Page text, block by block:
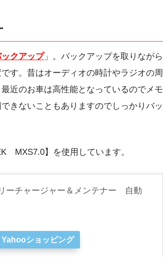
クアップ」。バックアップを取りながら
す。昔はオーディオの時計やラジオの周
近のお車は高性能となっているのでメモ
きないこともありますのでしっかりバッ
MXS7.0】を使用しています。
ーチャージャー＆メンテナー 自動
Yahooショッピング